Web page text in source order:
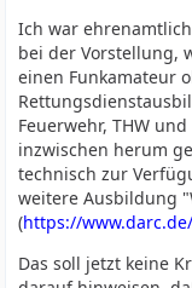
Ich war
bei der Vorstellung,
einen Funkamateur
Feuerwehr, THW
inzwischen herum
technisch zur
weitere Ausbildung
(https://
Das soll jetzt keine